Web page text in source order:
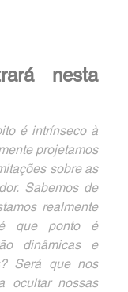
nesta
é intrínseco à
projetamos
sobre as
Sabemos de
realmente
que ponto é
dinâmicas e
Será que nos
ocultar nossas